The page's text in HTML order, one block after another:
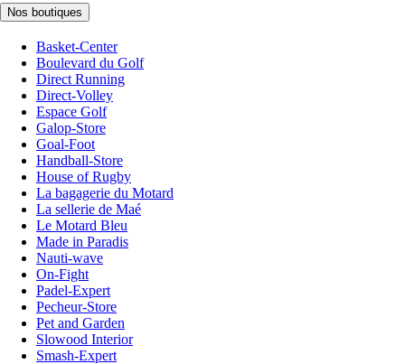
Nos boutiques
Basket-Center
Boulevard du Golf
Direct Running
Direct-Volley
Espace Golf
Galop-Store
Goal-Foot
Handball-Store
House of Rugby
La bagagerie du Motard
La sellerie de Maé
Le Motard Bleu
Made in Paradis
Nauti-wave
On-Fight
Padel-Expert
Pecheur-Store
Pet and Garden
Slowood Interior
Smash-Expert